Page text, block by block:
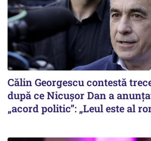
Călin Georgescu contestă
după ce Nicușor Dan a
„acord politic”: „Leul este al